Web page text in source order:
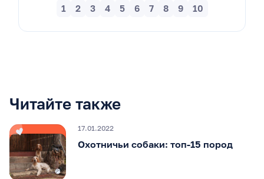
10
9
8
7
6
5
4
3
2
1
Читайте также
17.01.2022
Охотничьи собаки: топ-15 пород